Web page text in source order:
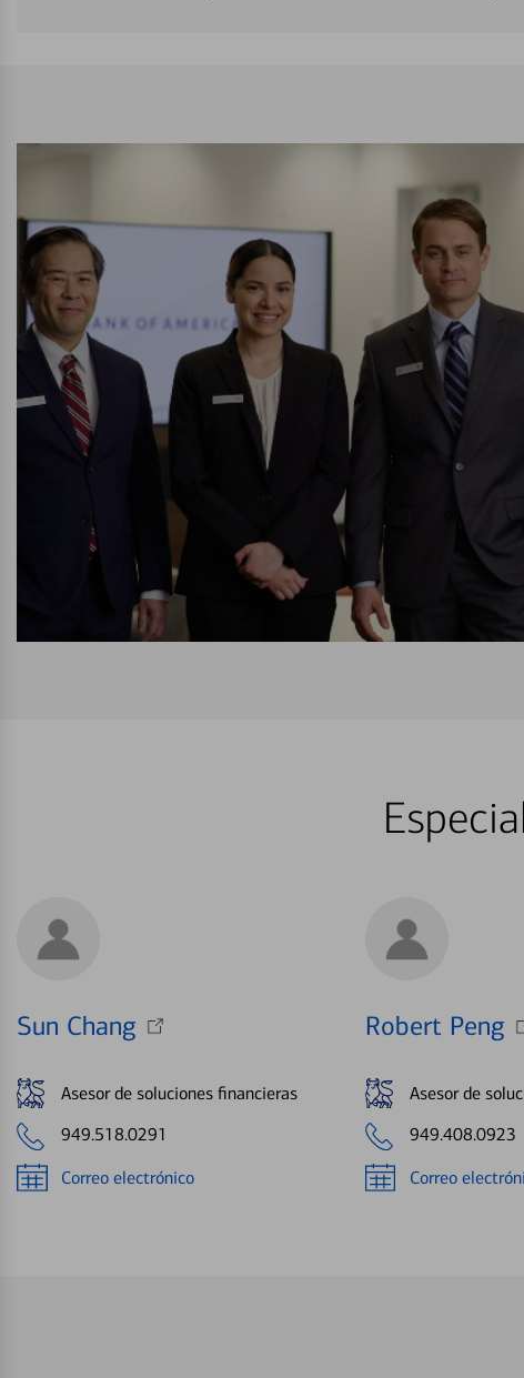
Sun Chang
Asesor de soluciones financieras
949.518.0291
Correo electrónico
Robert Peng
Asesor de
949.408.0923
Correo